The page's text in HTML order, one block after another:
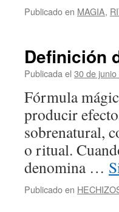
Publicado en MAGIA,
Definición
Publicada el 30 de junio
Fórmula
producir
sobrenatural,
o ritual.
denomina …
Publicado en